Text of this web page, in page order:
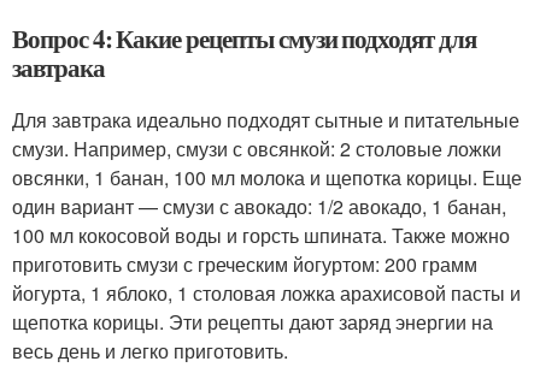
Вопрос 4: Какие рецепты смузи подходят для
завтрака
Для завтрака идеально подходят сытные и питательные
смузи. Например, смузи с овсянкой: 2 столовые ложки
овсянки, 1 банан, 100 мл молока и щепотка корицы. Еще
один вариант — смузи с авокадо: 1/2 авокадо, 1 банан,
100 мл кокосовой воды и горсть шпината. Также можно
приготовить смузи с греческим йогуртом: 200 грамм
йогурта, 1 яблоко, 1 столовая ложка арахисовой пасты и
щепотка корицы. Эти рецепты дают заряд энергии на
весь день и легко приготовить.